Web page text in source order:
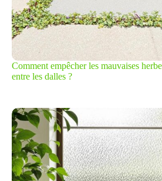
Comment empêcher les mauvaises
entre les dalles ?